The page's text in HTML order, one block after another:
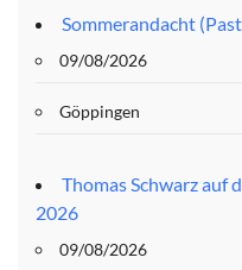
Sommerandacht
09/08/2026
Göppingen
Thomas Schwarz auf
2026
09/08/2026